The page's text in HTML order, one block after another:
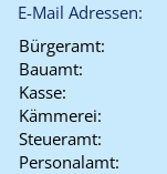
E-Mail Adressen:
Bürgeramt:
Bauamt:
Kasse:
Kämmerei:
Steueramt:
Personalamt: